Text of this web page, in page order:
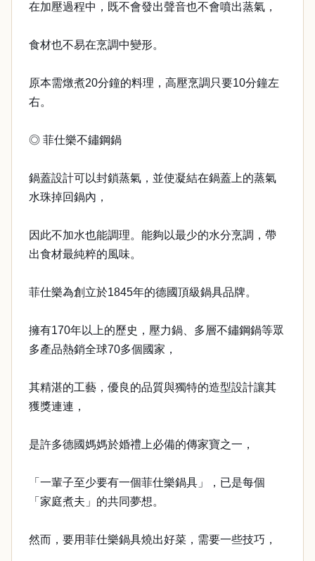
在加壓過程中，既不會發出聲音也不會噴出蒸氣，
食材也不易在烹調中變形。
原本需燉煮20分鐘的料理，高壓烹調只要10分鐘左
右。
◎ 菲仕樂不鏽鋼鍋
鍋蓋設計可以封鎖蒸氣，並使凝結在鍋蓋上的蒸氣
水珠掉回鍋內，
因此不加水也能調理。能夠以最少的水分烹調，帶
出食材最純粹的風味。
菲仕樂為創立於1845年的德國頂級鍋具品牌。
擁有170年以上的歷史，壓力鍋、多層不鏽鋼鍋等眾
多產品熱銷全球70多個國家，
其精湛的工藝，優良的品質與獨特的造型設計讓其
獲獎連連，
是許多德國媽媽於婚禮上必備的傳家寶之一，
「一輩子至少要有一個菲仕樂鍋具」，已是每個
「家庭煮夫」的共同夢想。
然而，要用菲仕樂鍋具燒出好菜，需要一些技巧，